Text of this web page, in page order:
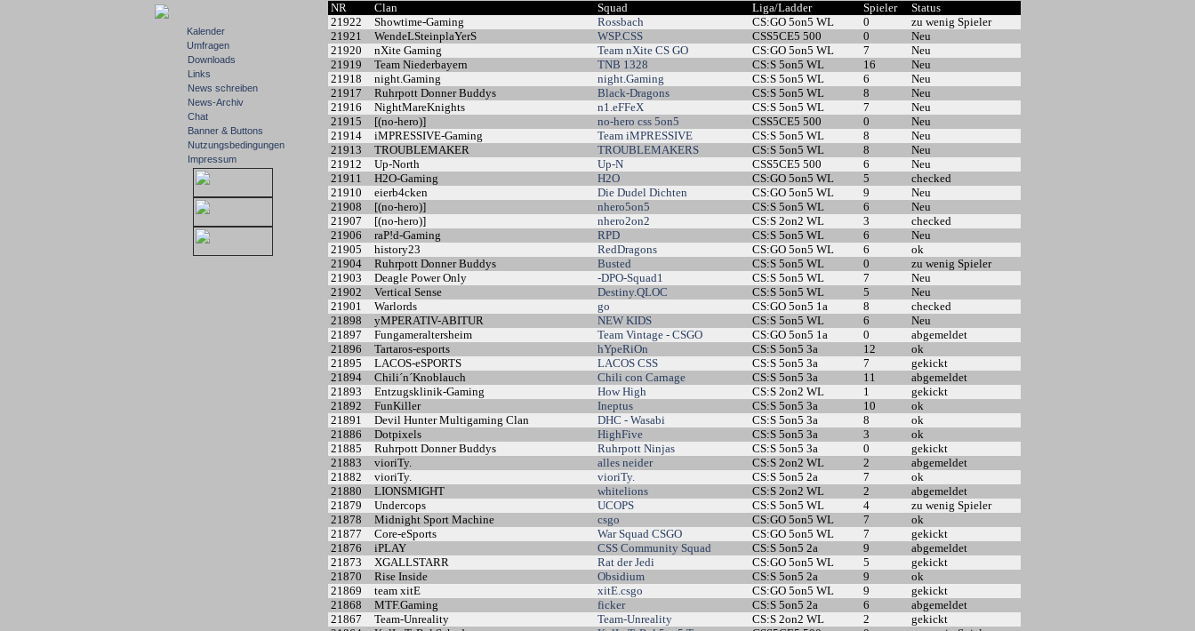
Kalender
Umfragen
Downloads
Links
News schreiben
News-Archiv
Chat
Banner & Buttons
Nutzungsbedingungen
Impressum
NR
Clan Squad Liga/Ladder Spieler
Status
21922
Showtime-Gaming Rossbach CS:GO 5on5 WL 0
zu wenig Spieler
21921
WendeLSteinplaYerS WSP.CSS CSS5CE5 500 0
Neu
21920
nXite Gaming Team nXite CS GO CS:GO 5on5 WL 7
Neu
21919
Team Niederbayern TNB 1328 CS:S 5on5 WL 16
Neu
21918
night.Gaming night.Gaming CS:S 5on5 WL 6
Neu
21917
Ruhrpott Donner Buddys Black-Dragons CS:S 5on5 WL 8
Neu
21916
NightMareKnights n1.eFFeX CS:S 5on5 WL 7
Neu
21915
[(no-hero)] no-hero css 5on5 CSS5CE5 500 0
Neu
21914
iMPRESSIVE-Gaming Team iMPRESSIVE CS:S 5on5 WL 8
Neu
21913
TROUBLEMAKER TROUBLEMAKERS CS:S 5on5 WL 8
Neu
21912
Up-North Up-N CSS5CE5 500 6
Neu
21911
H2O-Gaming H2O CS:GO 5on5 WL 5
checked
21910
eierb4cken Die Dudel Dichten CS:GO 5on5 WL 9
Neu
21908
[(no-hero)] nhero5on5 CS:S 5on5 WL 6
Neu
21907
[(no-hero)] nhero2on2 CS:S 2on2 WL 3
checked
21906
raP!d-Gaming RPD CS:S 5on5 WL 6
Neu
21905
history23 RedDragons CS:GO 5on5 WL 6
ok
21904
Ruhrpott Donner Buddys Busted CS:S 5on5 WL 0
zu wenig Spieler
21903
Deagle Power Only -DPO-Squad1 CS:S 5on5 WL 7
Neu
21902
Vertical Sense Destiny.QLOC CS:S 5on5 WL 5
Neu
21901
Warlords go CS:GO 5on5 1a 8
checked
21898
yMPERATIV-ABITUR NEW KIDS CS:S 5on5 WL 6
Neu
21897
Fungameraltersheim Team Vintage - CSGO CS:GO 5on5 1a 0
abgemeldet
21896
Tartaros-esports hYpeRiOn CS:S 5on5 3a 12
ok
21895
LACOS-eSPORTS LACOS CSS CS:S 5on5 3a 7
gekickt
21894
Chili´n´Knoblauch Chili con Carnage CS:S 5on5 3a 11
abgemeldet
21893
Entzugsklinik-Gaming How High CS:S 2on2 WL 1
gekickt
21892
FunKiller Ineptus CS:S 5on5 3a 10
ok
21891
Devil Hunter Multigaming Clan DHC - Wasabi CS:S 5on5 3a 8
ok
21886
Dotpixels HighFive CS:S 5on5 3a 3
ok
21885
Ruhrpott Donner Buddys Ruhrpott Ninjas CS:S 5on5 3a 0
gekickt
21883
vioriTy. alles neider CS:S 2on2 WL 2
abgemeldet
21882
vioriTy. vioriTy. CS:S 5on5 2a 7
ok
21880
LIONSMIGHT whitelions CS:S 2on2 WL 2
abgemeldet
21879
Undercops UCOPS CS:S 5on5 WL 4
zu wenig Spieler
21878
Midnight Sport Machine csgo CS:GO 5on5 WL 7
ok
21877
Core-eSports War Squad CSGO CS:GO 5on5 WL 7
gekickt
21876
iPLAY CSS Community Squad CS:S 5on5 2a 9
abgemeldet
21873
XGALLSTARR Rat der Jedi CS:GO 5on5 WL 5
gekickt
21870
Rise Inside Obsidium CS:S 5on5 2a 9
ok
21869
team xitE xitE.csgo CS:GO 5on5 WL 9
gekickt
21868
MTF.Gaming ficker CS:S 5on5 2a 6
abgemeldet
21867
Team-Unreality Team-Unreality CS:S 2on2 WL 2
gekickt